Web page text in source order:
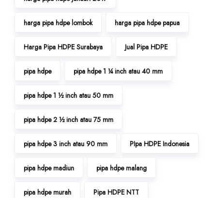
harga pipa hdpe lombok harga pipa hdpe papua
Harga Pipa HDPE Surabaya Jual Pipa HDPE
pipa hdpe pipa hdpe 1 ¼ inch atau 40 mm
pipa hdpe 1 ½ inch atau 50 mm
pipa hdpe 2 ½ inch atau 75 mm
pipa hdpe 3 inch atau 90 mm PIpa HDPE Indonesia
pipa hdpe madiun pipa hdpe malang
pipa hdpe murah Pipa HDPE NTT